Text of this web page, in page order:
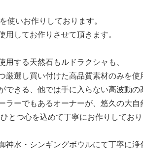
使いお作りしております。
用してお作りさせて頂きます。
用する天然石もルドラクシャも、
厳選し買い付けた高品質素材のみを使
できる、他では手に入らない高波動の
ラーでもあるオーナーが、悠久の大
とつ心を込めて丁寧にお作りしており
神水・シンギングボウルにて丁寧に